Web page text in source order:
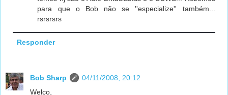
para que o Bob não se ''especialize'' também...
rsrsrsrs
Responder
Bob Sharp
04/11/2008, 20:12
Welco,